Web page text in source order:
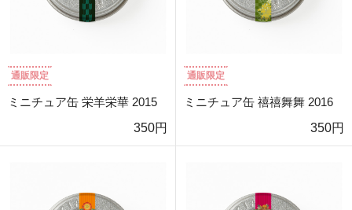
通販限定
ミニチュア缶 栄羊栄華 2015
350円
通販限定
ミニチュア缶 禧禧舞舞 2016
350円